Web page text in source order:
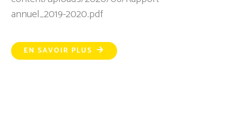
annuel_2019-2020.pdf
EN SAVOIR PLUS